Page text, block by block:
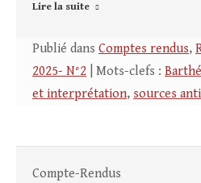
Lire la suite
Publié dans Comptes rendus,
2025- N°2 | Mots-clefs :
et interprétation, sources
Compte-Rendus